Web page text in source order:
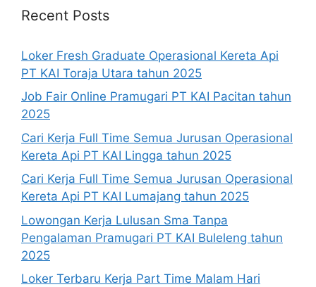
Recent Posts
Loker Fresh Graduate Operasional Kereta Api
PT KAI Toraja Utara tahun 2025
Job Fair Online Pramugari PT KAI Pacitan tahun
2025
Cari Kerja Full Time Semua Jurusan Operasional
Kereta Api PT KAI Lingga tahun 2025
Cari Kerja Full Time Semua Jurusan Operasional
Kereta Api PT KAI Lumajang tahun 2025
Lowongan Kerja Lulusan Sma Tanpa
Pengalaman Pramugari PT KAI Buleleng tahun
2025
Loker Terbaru Kerja Part Time Malam Hari